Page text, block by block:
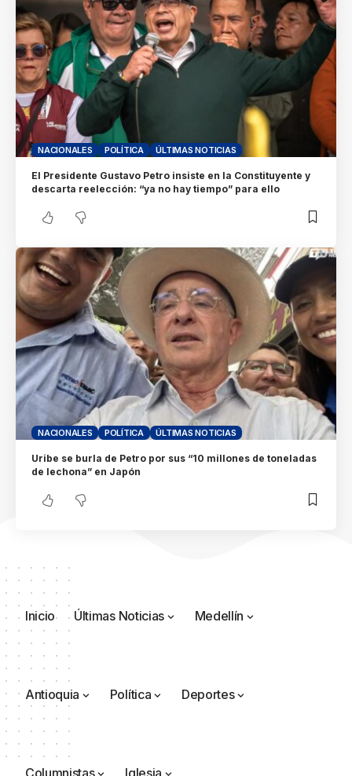
NACIONALES POLÍTICA ÚLTIMAS NOTICIAS
El Presidente Gustavo Petro insiste en la Constituyente y
descarta reelección: “ya no hay tiempo” para ello
NACIONALES POLÍTICA ÚLTIMAS NOTICIAS
Uribe se burla de Petro por sus “10 millones de toneladas
de lechona” en Japón
Inicio Últimas Noticias Medellín
Antioquia Política Deportes